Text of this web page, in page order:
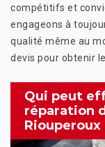
compétitifs et
engageons à
qualité même au
devis pour obtenir
Qui peut
réparation
Riouperoux